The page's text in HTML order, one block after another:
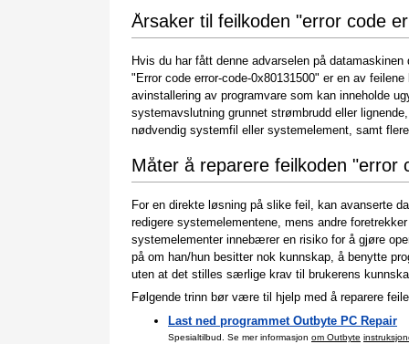
Årsaker til feilkoden "error code
Hvis du har fått denne advarselen på
"Error code error-code-0x80131500" er en av
avinstallering av programvare som kan inneholde
systemavslutning grunnet strømbrudd eller
nødvendig systemfil eller systemelement, samt
Måter å reparere feilkoden "error
For en direkte løsning på slike feil, kan avanserte
redigere systemelementene, mens andre
systemelementer innebærer en risiko for å gjøre
på om han/hun besitter nok kunnskap, å benytte
uten at det stilles særlige krav til brukerens
Følgende trinn bør være til hjelp med å reparere
Last ned programmet Outbyte PC Repair
Spesialtilbud. Se mer informasjon om Outbyte